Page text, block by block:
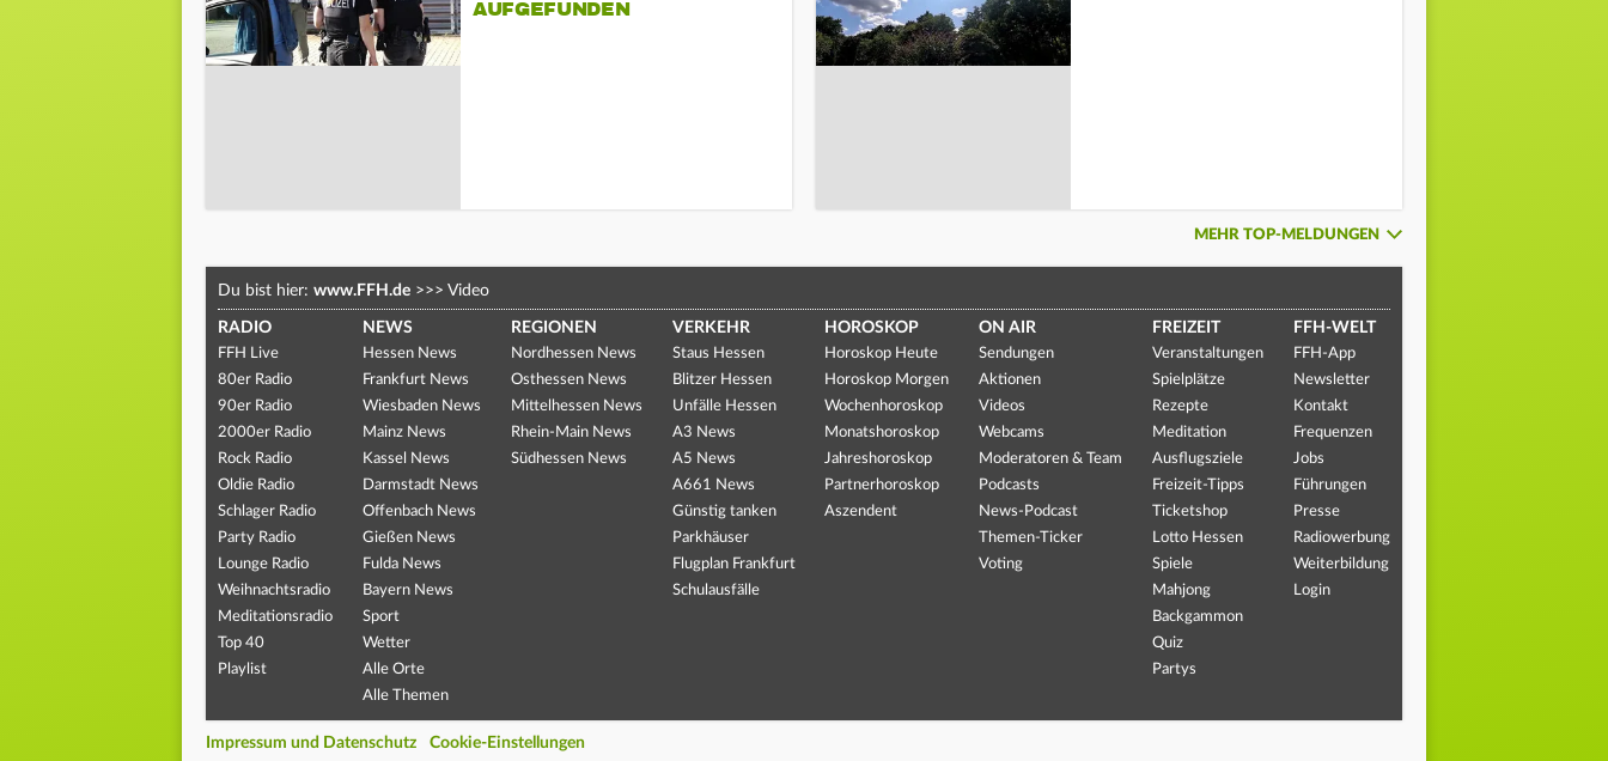
AUFGEFUNDEN
MEHR TOP-MELDUNGEN
Du bist hier: www.FFH.de >>> Video
RADIO
FFH Live
80er Radio
90er Radio
2000er Radio
Rock Radio
Oldie Radio
Schlager Radio
Party Radio
Lounge Radio
Weihnachtsradio
Meditationsradio
Top 40
Playlist
NEWS
Hessen News
Frankfurt News
Wiesbaden News
Mainz News
Kassel News
Darmstadt News
Offenbach News
Gießen News
Fulda News
Bayern News
Sport
Wetter
Alle Orte
Alle Themen
REGIONEN
Nordhessen News
Osthessen News
Mittelhessen News
Rhein-Main News
Südhessen News
VERKEHR
Staus Hessen
Blitzer Hessen
Unfälle Hessen
A3 News
A5 News
A661 News
Günstig tanken
Parkhäuser
Flugplan Frankfurt
Schulausfälle
HOROSKOP
Horoskop Heute
Horoskop Morgen
Wochenhoroskop
Monatshoroskop
Jahreshoroskop
Partnerhoroskop
Aszendent
ON AIR
Sendungen
Aktionen
Videos
Webcams
Moderatoren & Team
Podcasts
News-Podcast
Themen-Ticker
Voting
FREIZEIT
Veranstaltungen
Spielplätze
Rezepte
Meditation
Ausflugsziele
Freizeit-Tipps
Ticketshop
Lotto Hessen
Spiele
Mahjong
Backgammon
Quiz
Partys
FFH-WELT
FFH-App
Newsletter
Kontakt
Frequenzen
Jobs
Führungen
Presse
Radiowerbung
Weiterbildung
Login
Impressum und Datenschutz Cookie-Einstellungen